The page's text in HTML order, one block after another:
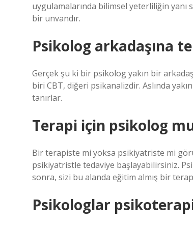
uygulamalarında bilimsel yeterliliğin
bir unvandır.
Psikolog arkadaşına
Gerçek şu ki bir psikolog yakın bir
biri CBT, diğeri psikanalizdir. Aslında
tanırlar.
Terapi için psikolog
Bir terapiste mi yoksa psikiyatriste mi
psikiyatristle tedaviye başlayabilirsiniz.
sonra, sizi bu alanda eğitim almış bir
Psikologlar